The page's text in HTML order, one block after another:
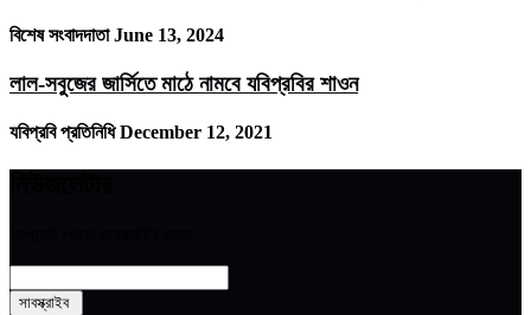
বিশেষ সংবাদদাতাJune 13, 2024
লাল-সবুজের জার্সিতে মাঠে নামবে যবিপ্রবির শাওন
যবিপ্রবি প্রতিনিধিDecember 12, 2021